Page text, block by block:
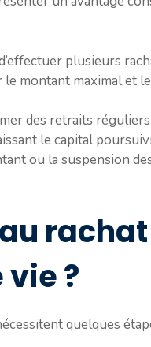
plusieurs
montant maximal et
des retraits
le capital
ou la suspension
rachat
?
quelques